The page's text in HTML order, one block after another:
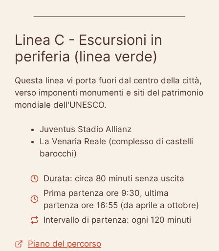
Linea C - Escursioni in
periferia (linea verde)
Questa linea vi porta fuori dal centro della città,
verso imponenti monumenti e siti del patrimonio
mondiale dell'UNESCO.
Juventus Stadio Allianz
La Venaria Reale (complesso di castelli
barocchi)
Durata: circa 80 minuti senza uscita
Prima partenza ore 9:30, ultima
partenza ore 16:55 (da aprile a ottobre)
Intervallo di partenza: ogni 120 minuti
Piano del percorso